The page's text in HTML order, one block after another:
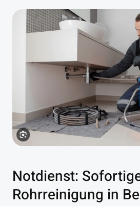
Notdienst:
Rohrreinigung in